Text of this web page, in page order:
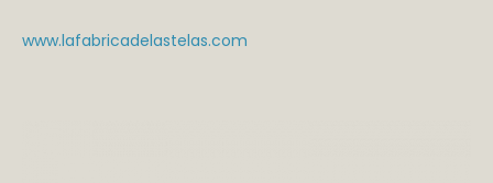
www.lafabricadelastelas.com